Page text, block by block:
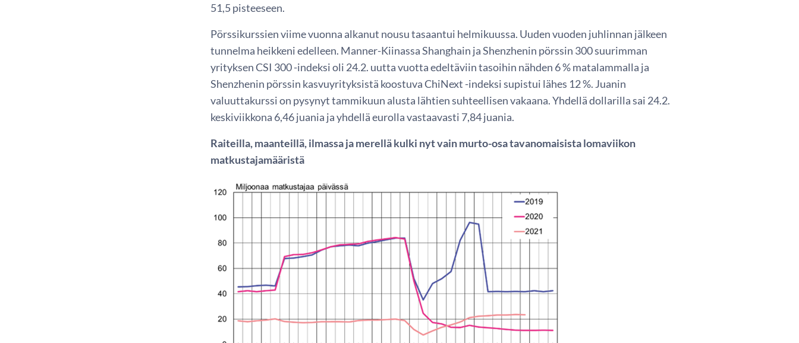
51,5 pisteeseen.
Pörssikurssien viime vuonna alkanut nousu tasaantui helmikuussa. Uuden vuoden juhlinnan jälkeen
tunnelma heikkeni edelleen. Manner-Kiinassa Shanghain ja Shenzhenin pörssin 300 suurimman
yrityksen CSI 300 -indeksi oli 24.2. uutta vuotta edeltäviin tasoihin nähden 6 % matalammalla ja
Shenzhenin pörssin kasvuyrityksistä koostuva ChiNext -indeksi supistui lähes 12 %. Juanin
valuuttakurssi on pysynyt tammikuun alusta lähtien suhteellisen vakaana. Yhdellä dollarilla sai 24.2.
keskiviikkona 6,46 juania ja yhdellä eurolla vastaavasti 7,84 juania.
Raiteilla, maanteillä, ilmassa ja merellä kulki nyt vain murto-osa tavanomaisista lomaviikon
matkustajamääristä